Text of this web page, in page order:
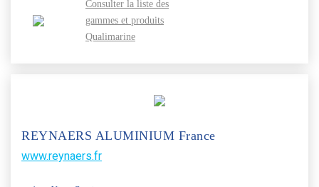
Consulter la liste des
gammes et produits
Qualimarine
REYNAERS ALUMINIUM France
www.reynaers.fr